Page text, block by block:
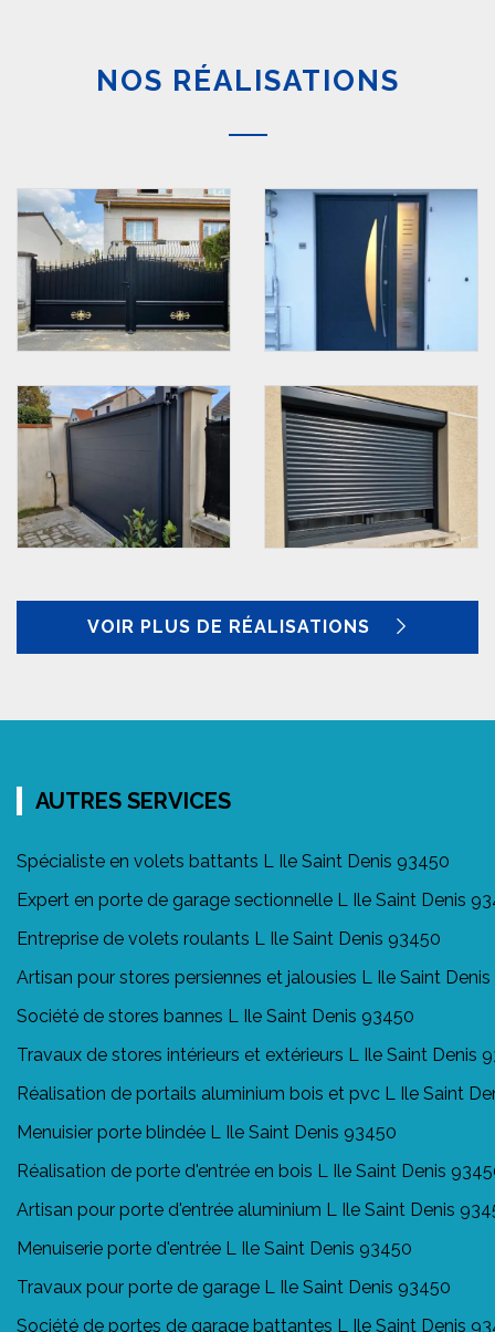
NOS RÉALISATIONS
VOIR PLUS DE RÉALISATIONS
AUTRES SERVICES
Spécialiste en volets battants L Ile Saint Denis 93450
Expert en porte de garage sectionnelle L Ile Saint Denis
Entreprise de volets roulants L Ile Saint Denis 93450
Artisan pour stores persiennes et jalousies L Ile Saint
Société de stores bannes L Ile Saint Denis 93450
Travaux de stores intérieurs et extérieurs L Ile Saint Denis
Réalisation de portails aluminium bois et pvc L Ile Saint
Menuisier porte blindée L Ile Saint Denis 93450
Réalisation de porte d'entrée en bois L Ile Saint Denis
Artisan pour porte d'entrée aluminium L Ile Saint Denis
Menuiserie porte d'entrée L Ile Saint Denis 93450
Travaux pour porte de garage L Ile Saint Denis 93450
Société de portes de garage battantes L Ile Saint Denis